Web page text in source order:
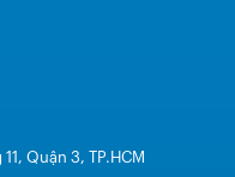
Quận 3, TP.HCM